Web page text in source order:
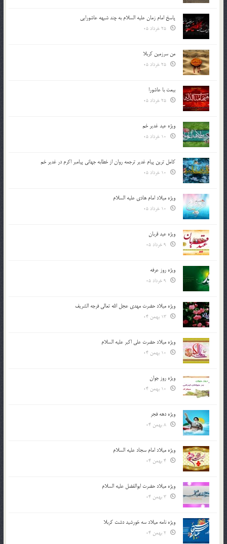
پاسخ امام زمان علیه السلام به چند شبهه عاشورایی
من سرزمین کربلا
بیعت با عاشورا
ویژه عید غدیر خم
کامل ترین پیام غدیر ترجمه روان از خطابه جهانی پیامبر اکرم در غدیر خم
ویژه میلاد امام هادی علیه السلام
ویژه عید قربان
ویژه روز عرفه
ویژه میلاد حضرت مهدی عجل الله تعالی فرجه الشريف
ویژه میلاد حضرت علی اکبر علیه السلام
ویژه روز جوان
ویژه دهه فجر
ویژه میلاد امام سجاد علیه السلام
ویژه میلاد حضرت ابوالفضل علیه السلام
ویژه نامه میلاد سه خورشید دشت کربلا